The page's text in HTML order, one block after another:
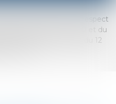
librement fixés dans le respect
décembre 1991 n° 1130 et du
n° 11971 et du décret du 12